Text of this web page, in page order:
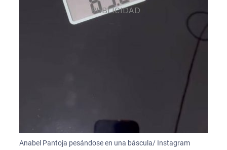
Anabel Pantoja pesándose en una báscula/ Instagram